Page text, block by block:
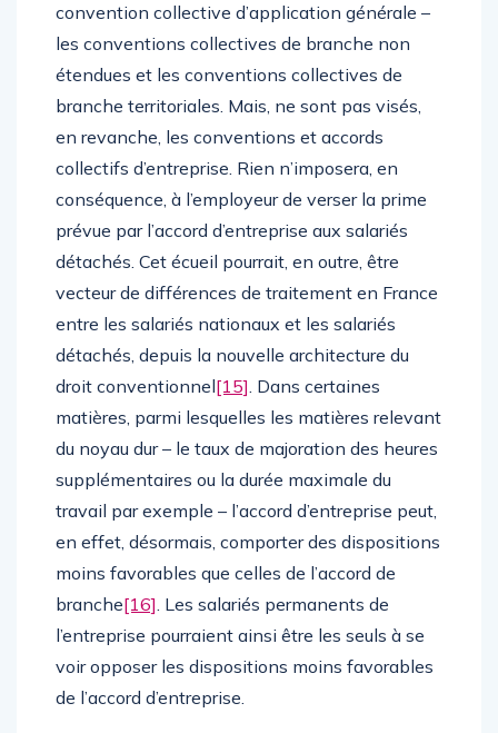
convention collective d’application générale –
les conventions collectives de branche non
étendues et les conventions collectives de
branche territoriales. Mais, ne sont pas visés,
en revanche, les conventions et accords
collectifs d’entreprise. Rien n’imposera, en
conséquence, à l’employeur de verser la prime
prévue par l’accord d’entreprise aux salariés
détachés. Cet écueil pourrait, en outre, être
vecteur de différences de traitement en France
entre les salariés nationaux et les salariés
détachés, depuis la nouvelle architecture du
droit conventionnel[15]. Dans certaines
matières, parmi lesquelles les matières relevant
du noyau dur – le taux de majoration des heures
supplémentaires ou la durée maximale du
travail par exemple – l’accord d’entreprise peut,
en effet, désormais, comporter des dispositions
moins favorables que celles de l’accord de
branche[16]. Les salariés permanents de
l’entreprise pourraient ainsi être les seuls à se
voir opposer les dispositions moins favorables
de l’accord d’entreprise.